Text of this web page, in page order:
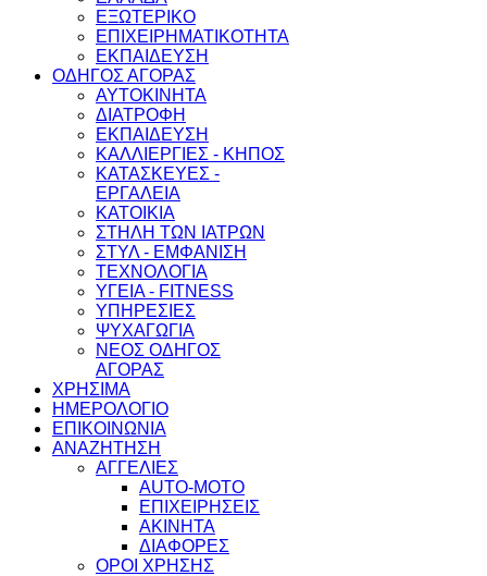
ΕΞΩΤΕΡΙΚΟ
ΕΠΙΧΕΙΡΗΜΑΤΙΚΟΤΗΤΑ
ΕΚΠΑΙΔΕΥΣΗ
ΟΔΗΓΟΣ ΑΓΟΡΑΣ
ΑΥΤΟΚΙΝΗΤΑ
ΔΙΑΤΡΟΦΗ
ΕΚΠΑΙΔΕΥΣΗ
ΚΑΛΛΙΕΡΓΙΕΣ - ΚΗΠΟΣ
ΚΑΤΑΣΚΕΥΕΣ -
ΕΡΓΑΛΕΙΑ
ΚΑΤΟΙΚΙΑ
ΣΤΗΛΗ ΤΩΝ ΙΑΤΡΩΝ
ΣΤΥΛ - ΕΜΦΑΝΙΣΗ
ΤΕΧΝΟΛΟΓΙΑ
ΥΓΕΙΑ - FITNESS
ΥΠΗΡΕΣΙΕΣ
ΨΥΧΑΓΩΓΙΑ
ΝΕΟΣ ΟΔΗΓΟΣ
ΑΓΟΡΑΣ
ΧΡΗΣΙΜΑ
ΗΜΕΡΟΛΟΓΙΟ
ΕΠΙΚΟΙΝΩΝΙΑ
ΑΝΑΖΗΤΗΣΗ
ΑΓΓΕΛΙΕΣ
AUTO-MOTO
ΕΠΙΧΕΙΡΗΣΕΙΣ
ΑΚΙΝΗΤΑ
ΔΙΑΦΟΡΕΣ
ΟΡΟΙ ΧΡΗΣΗΣ